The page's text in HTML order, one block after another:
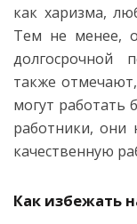
как харизма,
Тем не менее,
долгосрочной
также
могут работать
работники, они
качественную
Как избежать